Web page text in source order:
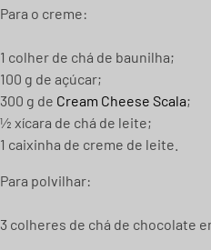
Para o creme:
1 colher de chá de baunilha;
100 g de açúcar;
300 g de Cream Cheese Scala;
½ xícara de chá de leite;
1 caixinha de creme de leite.
Para polvilhar:
3 colheres de chá de chocolate